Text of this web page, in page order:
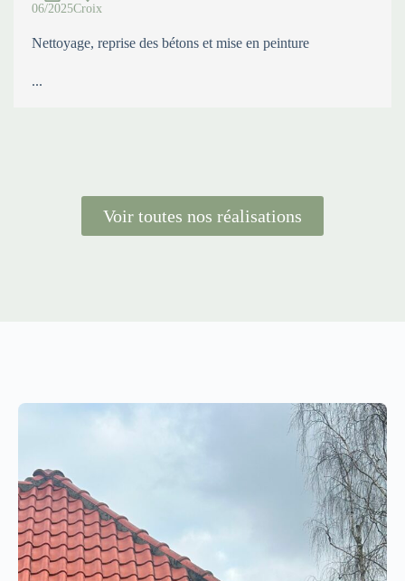
06/2025Croix
Nettoyage, reprise des bétons et mise en peinture
...
Voir toutes nos réalisations